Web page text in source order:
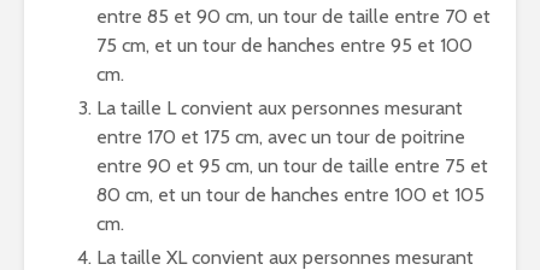
entre 85 et 90 cm, un tour de taille entre 70 et
75 cm, et un tour de hanches entre 95 et 100
cm.
La taille L convient aux personnes mesurant
entre 170 et 175 cm, avec un tour de poitrine
entre 90 et 95 cm, un tour de taille entre 75 et
80 cm, et un tour de hanches entre 100 et 105
cm.
La taille XL convient aux personnes mesurant